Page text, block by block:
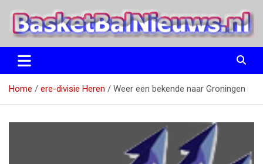
naar
BasketBalNieuws.nl
Etten
Home ere-divisie Heren Weer een bekende naar Groningen